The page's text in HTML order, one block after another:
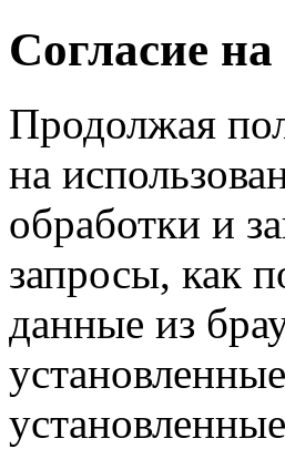
Согласие
Продолжая
на
обработки и
запросы, как
данные из